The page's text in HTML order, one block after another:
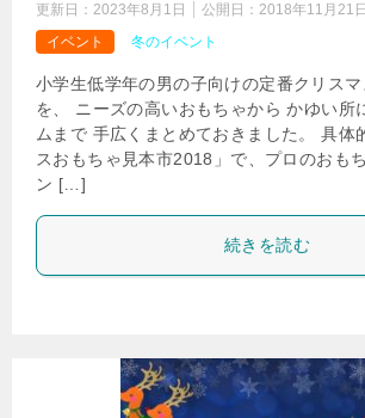
更新日： 2023年8月1日 公開日： 2018年11月21日
イベント
冬のイベント
小学生低学年の男の子向けの定番クリスマ
を、 ニーズの高いおもちゃから かゆい所
ムまで 手広くまとめておきました。 具体
スおもちゃ見本市2018」で、プロのおも
ン […]
続きを読む